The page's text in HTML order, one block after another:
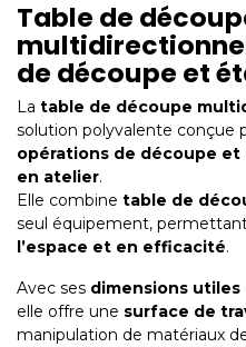
Table de
de découpe et
La table de découpe
solution polyvalente conçue
opérations de découpe
en atelier.
Elle combine table de
seul équipement,
l’espace et en efficacité.
Avec ses dimensions utiles
elle offre une surface de
manipulation de matériaux